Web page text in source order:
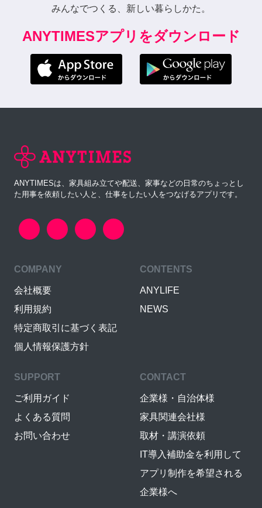
みんなでつくる、新しい暮らしかた。
ANYTIMESアプリをダウンロード
ANYTIMESは、家具組み立てや配送、家事などの日常のちょっとし
た用事を依頼したい人と、仕事をしたい人をつなげるアプリです。
COMPANY
会社概要
利用規約
特定商取引に基づく表記
個人情報保護方針
CONTENTS
ANYLIFE
NEWS
SUPPORT
ご利用ガイド
よくある質問
お問い合わせ
CONTACT
企業様・自治体様
家具関連会社様
取材・講演依頼
IT導入補助金を利用して
アプリ制作を希望される
企業様へ